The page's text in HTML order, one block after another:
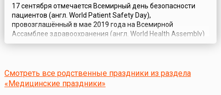
17 сентября отмечается Всемирный день безопасности
пациентов (англ. World Patient Safety Day),
провозглашённый в мае 2019 года на Всемирной
Ассамблее здравоохранения (англ. World Health Assembly)
ВОЗ, которая и курирует основные мероприятия,
направлено на актуализацию важнейшего вопроса в
системах здр...
Смотреть все родственные праздники из раздела
«Медицинские праздники»